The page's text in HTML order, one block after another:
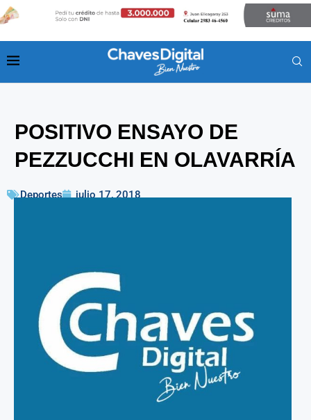
POSITIVO ENSAYO DE
PEZZUCCHI EN OLAVARRÍA
Deportes julio 17, 2018